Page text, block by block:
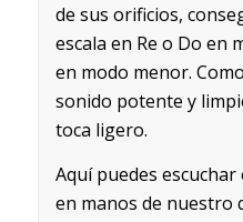
de sus orificios,
escala en Re o Do en
en modo menor.
sonido potente y
toca ligero.
Aquí puedes
en manos de nuestro